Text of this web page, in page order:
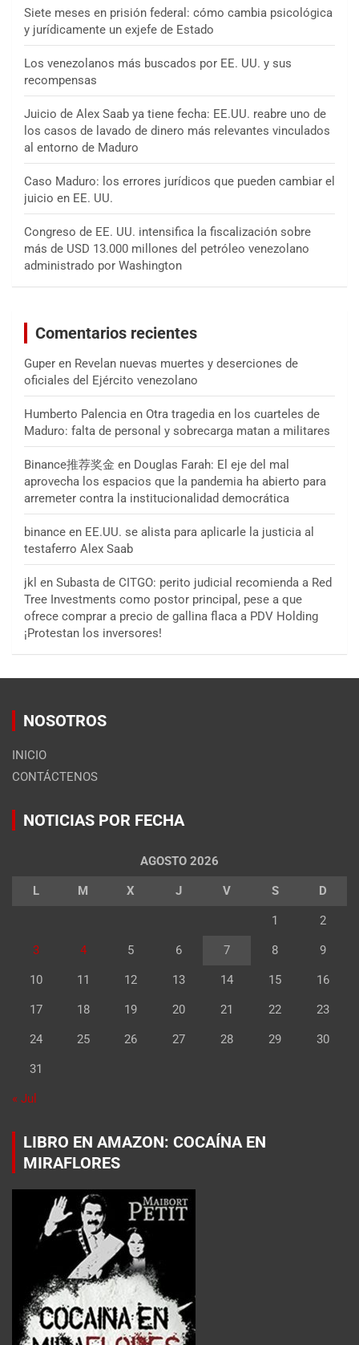
Siete meses en prisión federal: cómo cambia psicológica
y jurídicamente un exjefe de Estado
Los venezolanos más buscados por EE. UU. y sus
recompensas
Juicio de Alex Saab ya tiene fecha: EE.UU. reabre uno de
los casos de lavado de dinero más relevantes vinculados
al entorno de Maduro
Caso Maduro: los errores jurídicos que pueden cambiar el
juicio en EE. UU.
Congreso de EE. UU. intensifica la fiscalización sobre
más de USD 13.000 millones del petróleo venezolano
administrado por Washington
Comentarios recientes
Guper en Revelan nuevas muertes y deserciones de
oficiales del Ejército venezolano
Humberto Palencia en Otra tragedia en los cuarteles de
Maduro: falta de personal y sobrecarga matan a militares
Binance推荐奖金 en Douglas Farah: El eje del mal
aprovecha los espacios que la pandemia ha abierto para
arremeter contra la institucionalidad democrática
binance en EE.UU. se alista para aplicarle la justicia al
testaferro Alex Saab
jkl en Subasta de CITGO: perito judicial recomienda a Red
Tree Investments como postor principal, pese a que
ofrece comprar a precio de gallina flaca a PDV Holding
¡Protestan los inversores!
NOSOTROS
INICIO
CONTÁCTENOS
NOTICIAS POR FECHA
AGOSTO 2026
L M X J V S D
1 2
3 4 5 6 7 8 9
10 11 12 13 14 15 16
17 18 19 20 21 22 23
24 25 26 27 28 29 30
31
« Jul
LIBRO EN AMAZON: COCAÍNA EN
MIRAFLORES